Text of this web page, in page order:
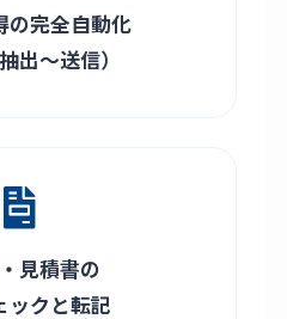
の完全自動化
出〜送信）
見積書の
ックと転記